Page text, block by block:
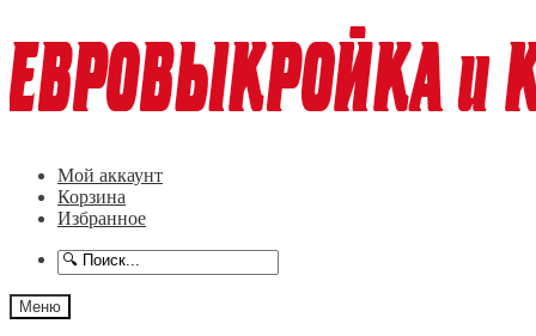
к
навигации
к
содержимому
Мой аккаунт
Корзина
Избранное
Меню